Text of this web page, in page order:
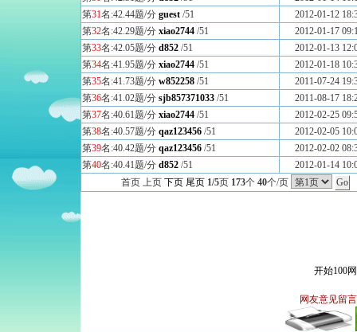
第31名:42.44题/分 guest /51
2012-01-12
第32名:42.29题/分 xiao2744 /51
2012-01-17
第33名:42.05题/分 d852 /51
2012-01-13
第34名:41.95题/分 xiao2744 /51
2012-01-18
第35名:41.73题/分 w852258 /51
2011-07-24
第36名:41.02题/分 sjb857371033 /51
2011-08-17
第37名:40.61题/分 xiao2744 /51
2012-02-25
第38名:40.57题/分 qaz123456 /51
2012-02-05
第39名:40.42题/分 qaz123456 /51
2012-02-02
第40名:40.41题/分 d852 /51
2012-01-14
首页 上页 下页 尾页 1/5页 173个 40个/页
开始100
网友意见留